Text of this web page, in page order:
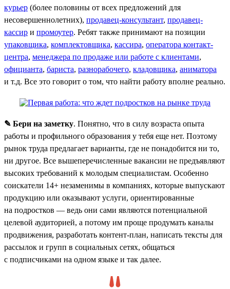
курьер (более половины от всех предложений для
несовершеннолетних), продавец-консультант, продавец-
кассир и промоутер. Ребят также принимают на позиции
упаковщика, комплектовщика, кассира, оператора контакт-
центра, менеджера по продаже или работе с клиентами,
официанта, бариста, разнорабочего, кладовщика, аниматора
и т.д. Все это говорит о том, что найти работу вполне реально.
✎ Бери на заметку. Понятно, что в силу возраста опыта
работы и профильного образования у тебя еще нет. Поэтому
рынок труда предлагает варианты, где не понадобится ни то,
ни другое. Все вышеперечисленные вакансии не предъявляют
высоких требований к молодым специалистам. Особенно
соискатели 14+ незаменимы в компаниях, которые выпускают
продукцию или оказывают услуги, ориентированные
на подростков — ведь они сами являются потенциальной
целевой аудиторией, а потому им проще продумать каналы
продвижения, разработать контент-план, написать тексты для
рассылок и групп в социальных сетях, общаться
с подписчиками на одном языке и так далее.